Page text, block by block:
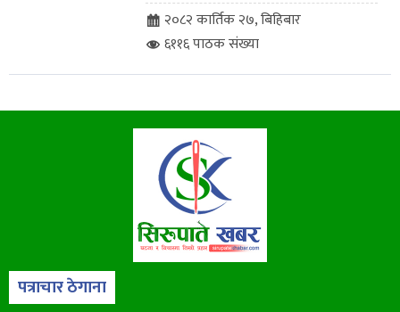
२०८२ कार्तिक २७, बिहिबार
६११६ पाठक संख्या
पत्राचार ठेगाना